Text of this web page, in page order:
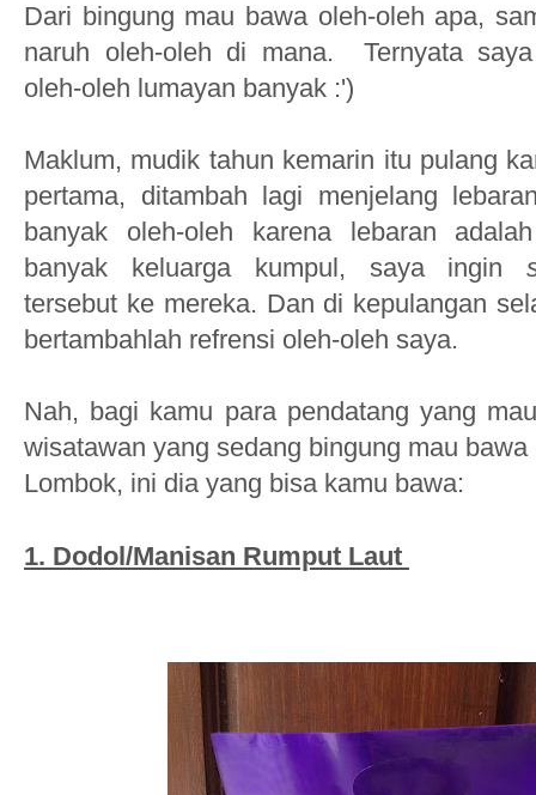
Dari bingung mau bawa oleh-oleh apa,
naruh oleh-oleh di mana.
Ternyata
oleh-oleh lumayan banyak :')
Maklum, mudik tahun kemarin itu pulang
pertama, ditambah lagi menjelang
banyak oleh-oleh karena lebaran
banyak keluarga kumpul, saya ingin
tersebut ke mereka. Dan di kepulangan
bertambahlah refrensi oleh-oleh saya.
Nah, bagi kamu para pendatang yang
wisatawan yang sedang bingung mau bawa
Lombok, ini dia yang bisa kamu bawa:
1. Dodol/Manisan Rumput Laut